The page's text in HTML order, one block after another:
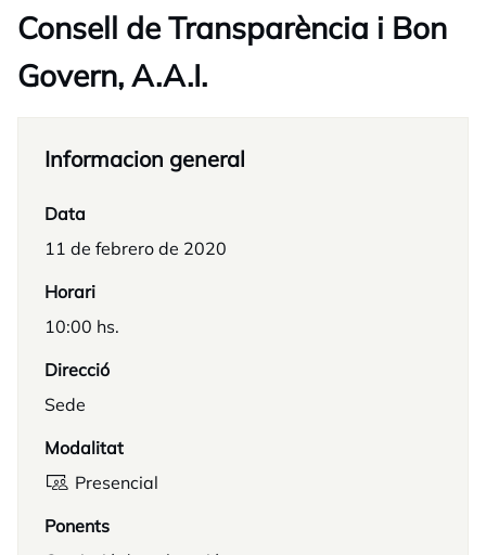
Consell de Transparència i Bon
Govern, A.A.I.
Informacion general
Data
11 de febrero de 2020
Horari
10:00 hs.
Direcció
Sede
Modalitat
Presencial
Ponents